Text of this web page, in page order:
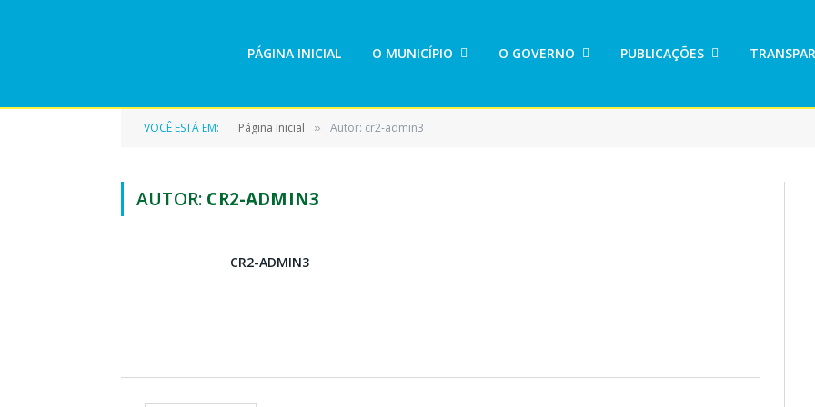
PÁGINA INICIAL O MUNICÍPIO O GOVERNO PUBLICAÇÕES
VOCÊ ESTÁ EM: Página Inicial » Autor: cr2-admin3
AUTOR: CR2-ADMIN3
CR2-ADMIN3